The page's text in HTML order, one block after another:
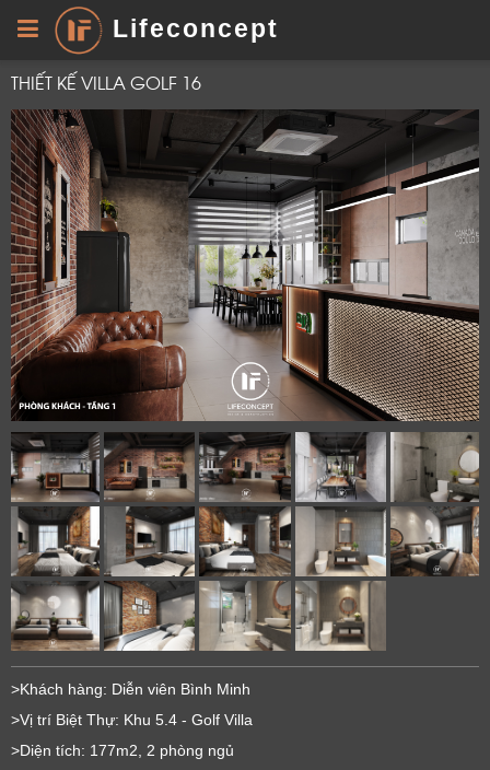
Lifeconcept
THIẾT KẾ VILLA GOLF 16
>Khách hàng: Diễn viên Bình Minh
>Vị trí Biệt Thự: Khu 5.4 - Golf Villa
>Diện tích: 177m2, 2 phòng ngủ